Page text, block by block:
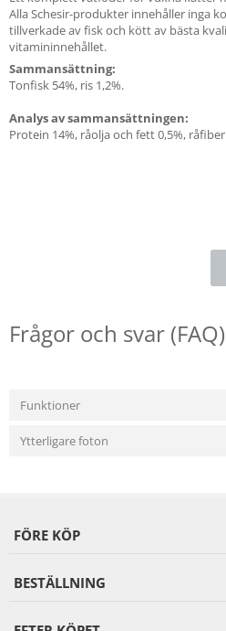
Alla Schesir-produkter innehåller inga
tillverkade av fisk och kött av bästa
vitamininnehållet.
Sammansättning:
Tonfisk 54%, ris 1,2%.
Analys av sammansättningen:
Protein 14%, råolja och fett 0,5%,
Frågor och svar (FAQ)
Funktioner
Ytterligare foton
FÖRE KÖP
BESTÄLLNING